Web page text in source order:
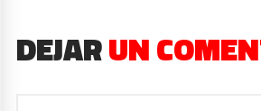
DEJARUN